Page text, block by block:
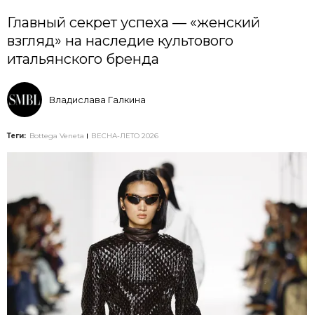
Главный секрет успеха — «женский
взгляд» на наследие культового
итальянского бренда
Владислава Галкина
Теги: Bottega Veneta ВЕСНА-ЛЕТО 2026